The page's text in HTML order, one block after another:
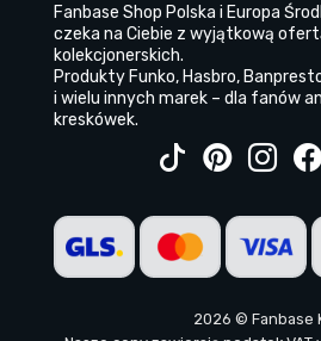
Fanbase Shop Polska i Europa
czeka na Ciebie z wyjątkową
kolekcjonerskich.
Produkty Funko, Hasbro,
i wielu innych marek – dla fanów
kreskówek.
2026 © Fanbase